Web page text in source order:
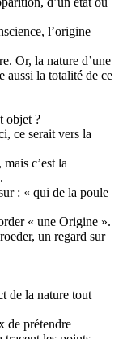
l’origine
Or, la nature d’une
aussi la totalité de ce
objet ?
ce serait vers la
c’est la
: « qui de la poule
« une Origine ».
un regard sur
de la nature tout
de prétendre